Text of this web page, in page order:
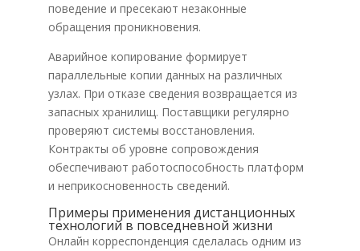
поведение и пресекают незаконные
обращения проникновения.
Аварийное копирование формирует
параллельные копии данных на различных
узлах. При отказе сведения возвращается из
запасных хранилищ. Поставщики регулярно
проверяют системы восстановления.
Контракты об уровне сопровождения
обеспечивают работоспособность платформ
и неприкосновенность сведений.
Примеры применения дистанционных
технологий в повседневной жизни
Онлайн корреспонденция сделалась одним из